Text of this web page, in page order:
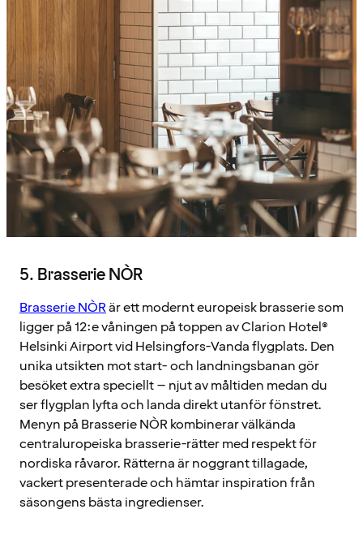
5. Brasserie NÒR
Brasserie NÒRär ett modernt europeisk brasserie som
ligger på 12:e våningen på toppen av Clarion Hotel®
Helsinki Airport vid Helsingfors-Vanda flygplats. Den
unika utsikten mot start- och landningsbanan gör
besöket extra speciellt – njut av måltiden medan du
ser flygplan lyfta och landa direkt utanför fönstret.
Menyn på Brasserie NÒR kombinerar välkända
centraluropeiska brasserie-rätter med respekt för
nordiska råvaror. Rätterna är noggrant tillagade,
vackert presenterade och hämtar inspiration från
säsongens bästa ingredienser.